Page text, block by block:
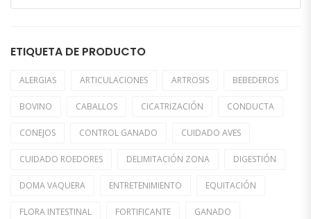
ETIQUETA DE PRODUCTO
ALERGIAS ARTICULACIONES ARTROSIS BEBEDEROS
BOVINO CABALLOS CICATRIZACIÓN CONDUCTA
CONEJOS CONTROL GANADO CUIDADO AVES
CUIDADO ROEDORES DELIMITACIÓN ZONA DIGESTIÓN
DOMA VAQUERA ENTRETENIMIENTO EQUITACIÓN
FLORA INTESTINAL FORTIFICANTE GANADO